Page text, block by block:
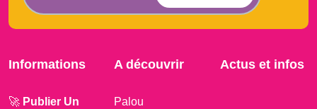
Informations
🚀 Publier Un
A découvrir
Palou
Actus et infos